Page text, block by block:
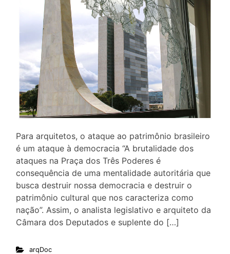
Para arquitetos, o ataque ao patrimônio brasileiro
é um ataque à democracia “A brutalidade dos
ataques na Praça dos Três Poderes é
consequência de uma mentalidade autoritária que
busca destruir nossa democracia e destruir o
patrimônio cultural que nos caracteriza como
nação”. Assim, o analista legislativo e arquiteto da
Câmara dos Deputados e suplente do […]
arqDoc